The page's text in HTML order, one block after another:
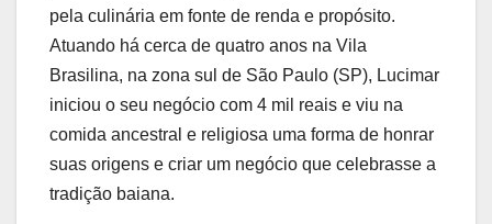
pela culinária em fonte de renda e propósito.
Atuando há cerca de quatro anos na Vila
Brasilina, na zona sul de São Paulo (SP), Lucimar
iniciou o seu negócio com 4 mil reais e viu na
comida ancestral e religiosa uma forma de honrar
suas origens e criar um negócio que celebrasse a
tradição baiana.